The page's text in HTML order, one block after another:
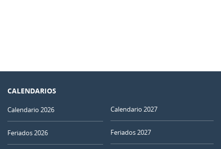
CALENDARIOS
Calendario 2026
Feriados 2026
Calendario 2027
Feriados 2027